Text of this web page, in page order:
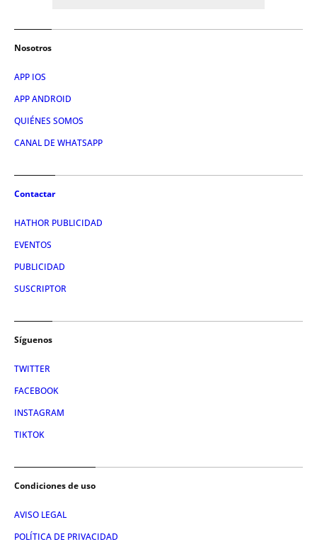
Nosotros
APP IOS
APP ANDROID
QUIÉNES SOMOS
CANAL DE WHATSAPP
Contactar
HATHOR PUBLICIDAD
EVENTOS
PUBLICIDAD
SUSCRIPTOR
Síguenos
TWITTER
FACEBOOK
INSTAGRAM
TIKTOK
Condiciones de uso
AVISO LEGAL
POLÍTICA DE PRIVACIDAD